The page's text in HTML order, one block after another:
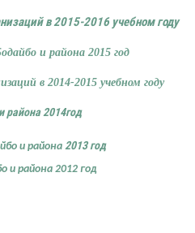
в 2015-2016 учебном году
и района 2015 год
в 2014-2015 учебном году
района 2014год
и района 2013 год
и района2012 год